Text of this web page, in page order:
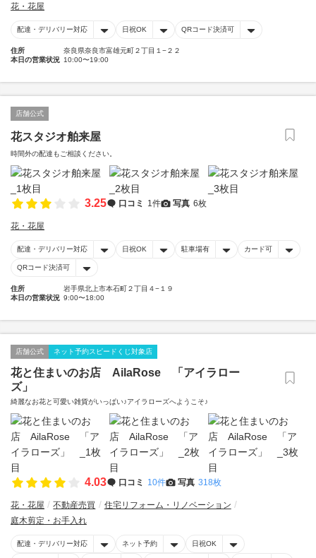
花・花屋
配達・デリバリー対応 日祝OK QRコード決済可
住所
奈良県奈良市富雄元町２丁目１−２２
本日の営業状況 10:00〜19:00
店舗公式
花スタジオ舶来屋
時間外の配達もご相談ください。
3.25 口コミ 1件 写真 6枚
花・花屋
配達・デリバリー対応 日祝OK 駐車場有 カード可
QRコード決済可
住所
岩手県北上市本石町２丁目４−１９
本日の営業状況 9:00〜18:00
店舗公式 ネット予約スピードくじ対象店
花と住まいのお店 AilaRose 「アイラロー
ズ」
綺麗なお花と可愛い雑貨がいっぱい♪アイラローズへようこそ♪
4.03 口コミ 10件 写真 318枚
花・花屋 不動産売買
住宅リフォーム・リノベーション
庭木剪定・お手入れ
配達・デリバリー対応 ネット予約 日祝OK